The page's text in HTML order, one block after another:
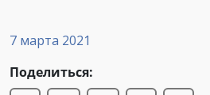
7 марта 2021
Поделиться: